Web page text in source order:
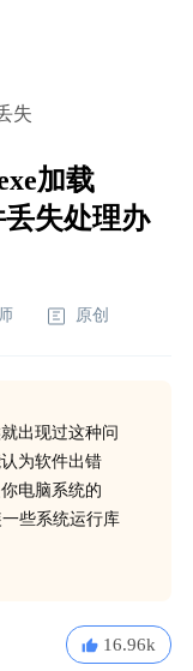
失
加载
丢失处理办
原创
出现过这种问
为软件出错
电脑系统的
一些系统运行库
16.96k